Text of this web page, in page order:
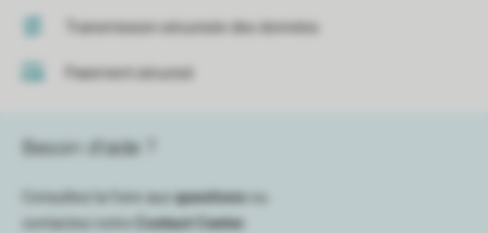
Transmission sécurisée des données
Paiement sécurisé
Besoin d’aide ?
Consultez la foire aux questions
contactez notre
Contact Center